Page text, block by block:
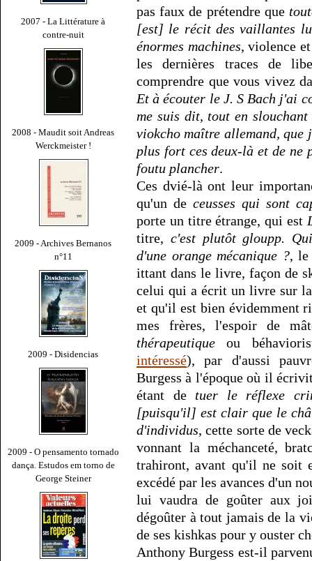
2007 - La Littérature à
contre-nuit
2008 - Maudit soit Andreas
Werckmeister !
2009 - Archives Bernanos
n°11
2009 - Disidencias
2009 - O pensamento tornado
dança. Estudos em torno de
George Steiner
pas faux de prétendre que
[est] le récit des vaillantes
énormes machines, violence
les dernières traces de
comprendre que vous vivez
Et à écouter le J. S Bach j'ai
me suis dit, tout en
viokcho maître allemand, que
plus fort ces deux-là et de
foutu plancher.
Ces dvié-là ont leur
qu'un de ceusses qui sont
porte un titre étrange, qui est
titre, c'est plutôt gloupp.
d'une orange mécanique ?, le
ittant dans le livre, façon de
celui qui a écrit un livre sur
et qu'il est bien évidemment
mes frères, l'espoir de
thérapeutique ou
intéressé), par d'aussi
Burgess à l'époque où il
étant de tuer le réflexe
[puisqu'il] est clair que le
d'individus, cette sorte de
vonnant la méchanceté,
trahiront, avant qu'il ne soit
excédé par les avances d'un
lui vaudra de goûter aux
dégoûter à tout jamais de la
de ses kishkas pour y ouster
Anthony Burgess est-il